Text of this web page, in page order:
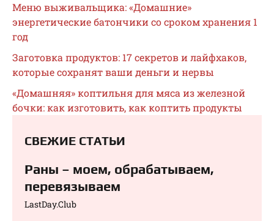
Меню выживальщика: «Домашние»
энергетические батончики со сроком хранения 1
год
Заготовка продуктов: 17 секретов и лайфхаков,
которые сохранят ваши деньги и нервы
«Домашняя» коптильня для мяса из железной
бочки: как изготовить, как коптить продукты
СВЕЖИЕ СТАТЬИ
Раны – моем, обрабатываем,
перевязываем⁠⁠
LastDay.Club